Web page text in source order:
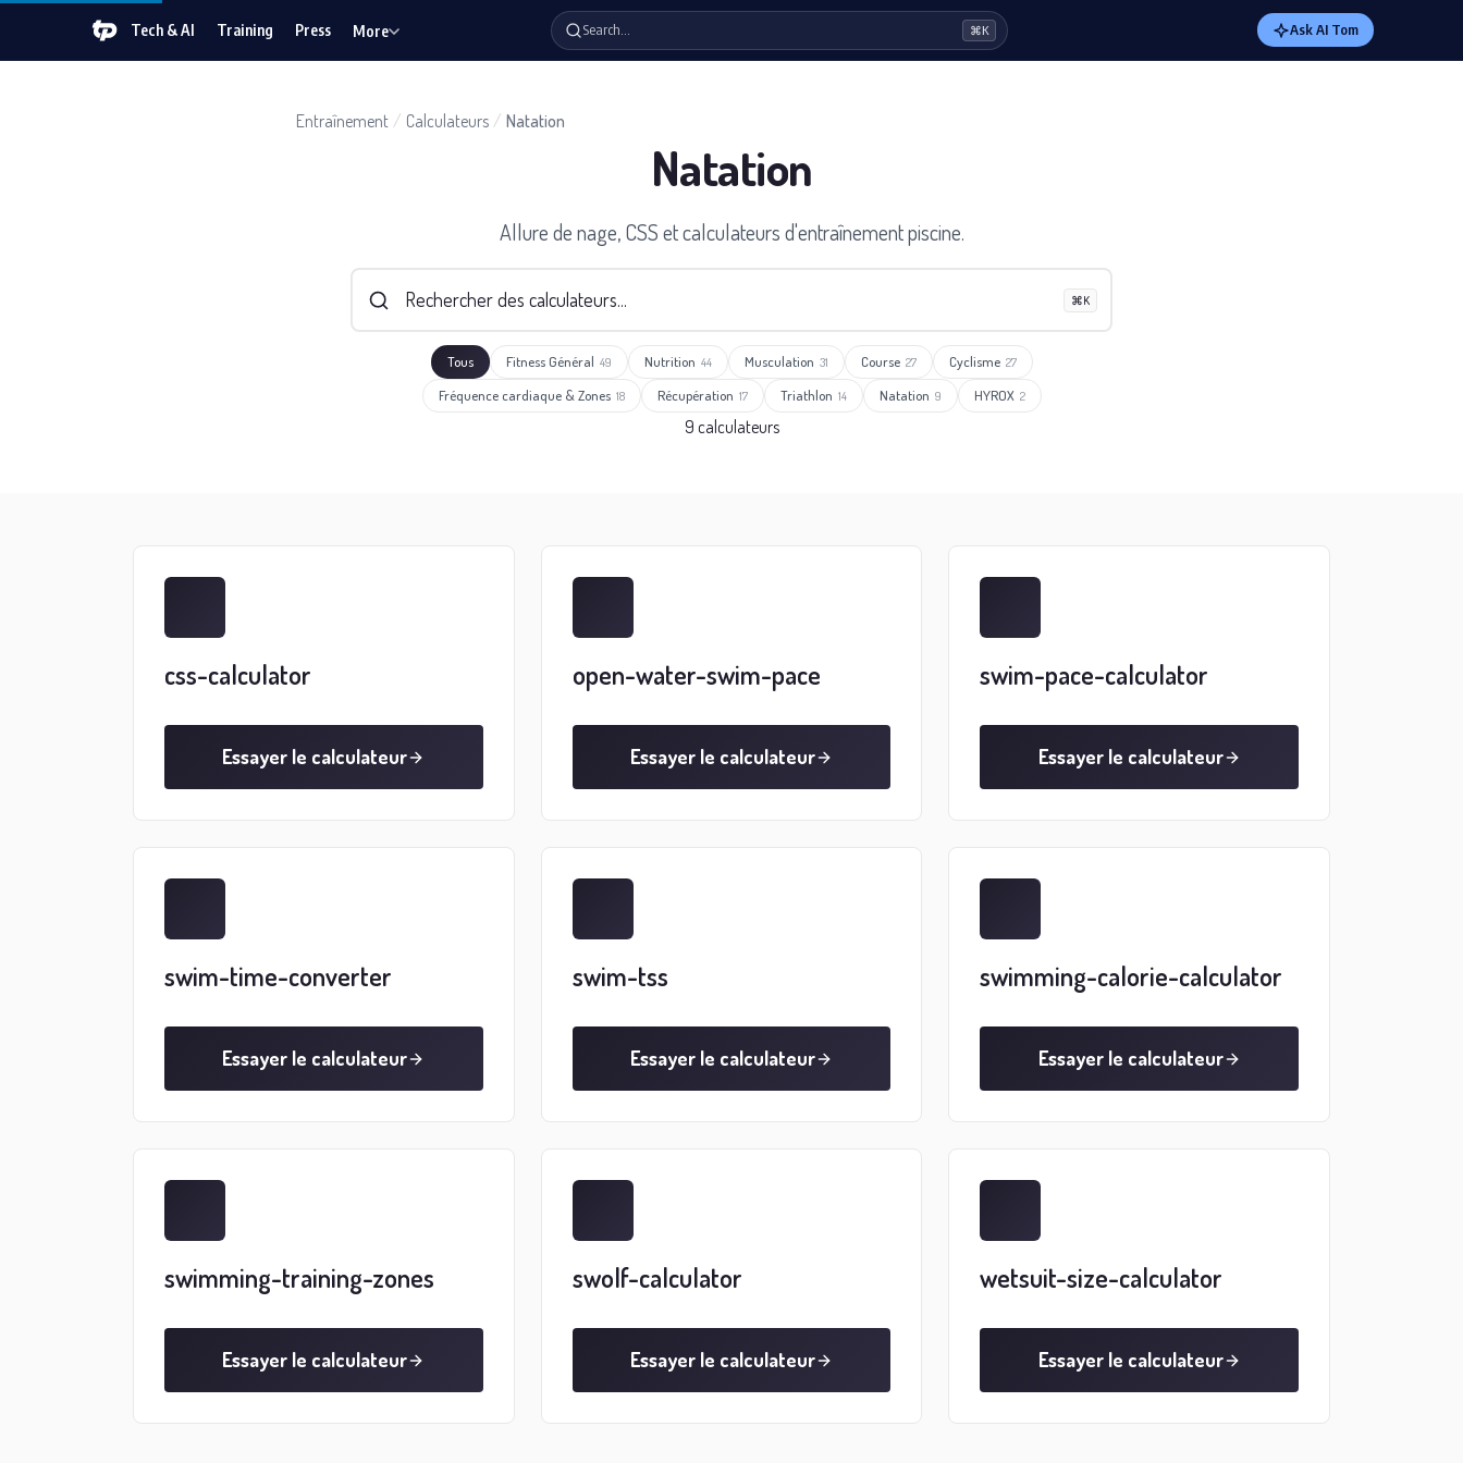
Tech & AI Training Press More Search… ⌘K Ask AI Tom
Entraînement / Calculateurs / Natation
Natation
Allure de nage, CSS et calculateurs d'entraînement piscine.
⌘K
Tous Fitness Général 49 Nutrition 44 Musculation 31 Course 27 Cyclisme 27
Fréquence cardiaque & Zones 18 Récupération 17 Triathlon 14 Natation 9 HYROX 2
9 calculateurs
css-calculator
Essayer le calculateur
open-water-swim-pace
Essayer le calculateur
swim-pace-calculator
Essayer le calculateur
swim-time-converter
Essayer le calculateur
swim-tss
Essayer le calculateur
swimming-calorie-calculator
Essayer le calculateur
swimming-training-zones
Essayer le calculateur
swolf-calculator
Essayer le calculateur
wetsuit-size-calculator
Essayer le calculateur